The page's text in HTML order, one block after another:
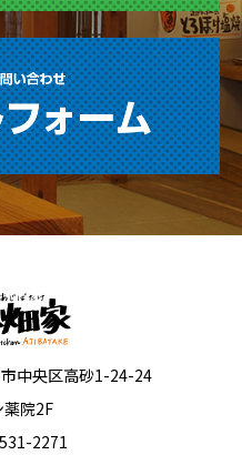
中央区高砂1-24-24
薬院2F
2271